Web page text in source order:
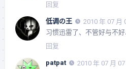
回复
低调の王
2010 年 07 月
习惯迅雷了、不管好与不好
回复
patpat
2010 年 07 月